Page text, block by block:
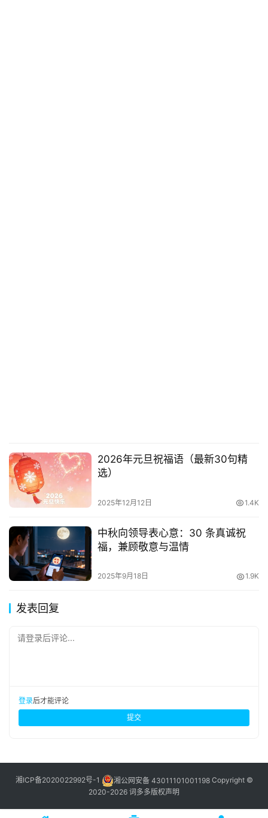
2026年元旦祝福语（最新30句精
选）
2025年12月12日 1.4K
中秋向领导表心意：30 条真诚祝
福，兼顾敬意与温情
2025年9月18日 1.9K
发表回复
请登录后评论...
登录后才能评论
提交
湘ICP备2020022992号-1 湘公网安备 43011101001198Copyright ©
2020-2026 词多多版权声明